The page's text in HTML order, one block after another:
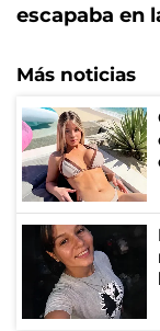
escapaba en
Más noticias